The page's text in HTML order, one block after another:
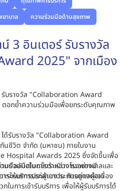
ยาบาล
ความร่วมมือด้านสุขภาพ
3 อินเตอร์ รับรางวัล
2025" จากเมือง
รับรางวัล "Collaboration Award
ตอกย้ำความร่วมมือเพื่อยกระดับคุณภาพ
ได้รับรางวัล "Collaboration Award
นชีวิต จำกัด (มหาชน) ภายในงาน
Hospital Awards 2025 ซึ่งจัดขึ้นเพื่อ
ร่วมมือในการดำเนินงานอย่างมี
ให้บริการแก่ผู้เอาประกันอย่างต่อเนื่อง
มืออันเข้มแข็งระหว่างโรงพยาบาลและ
ระบบการประสานงาน การดูแลผู้เอา
ในการเข้ารับบริการ เพื่อให้ผู้รับบริการได้